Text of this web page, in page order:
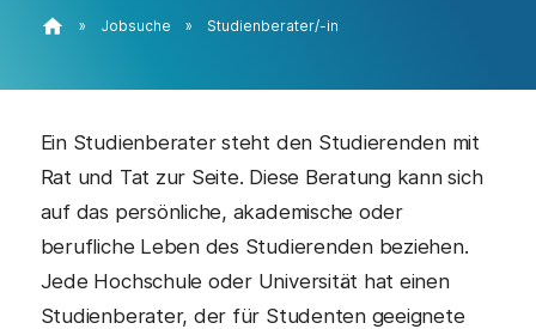
home » Jobsuche » Studienberater/-in
Ein Studienberater steht den Studierenden mit
Rat und Tat zur Seite. Diese Beratung kann sich
auf das persönliche, akademische oder
berufliche Leben des Studierenden beziehen.
Jede Hochschule oder Universität hat einen
Studienberater, der für Studenten geeignete